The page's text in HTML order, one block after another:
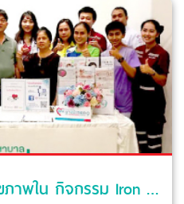
BPK9 Family ส่งเสริมสุขภาพใน กิจกรรม Iron Man Grand Run